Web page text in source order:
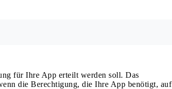
für Ihre App erteilt werden soll. Das
die Berechtigung, die Ihre App benötigt, auf